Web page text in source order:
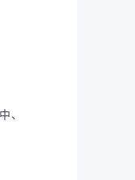
、